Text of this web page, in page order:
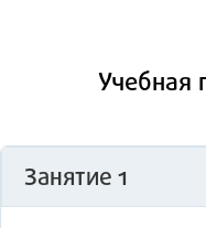
Учебная
Занятие 1